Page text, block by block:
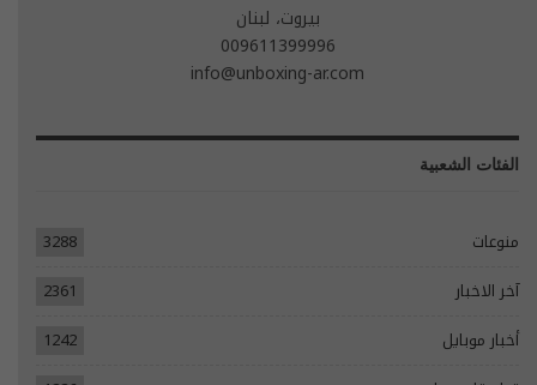
بيروت، لبنان
009611399996
info@unboxing-ar.com
الفئات الشعبية
منوعات
3288
آخر الاخبار
2361
أخبار موبايل
1242